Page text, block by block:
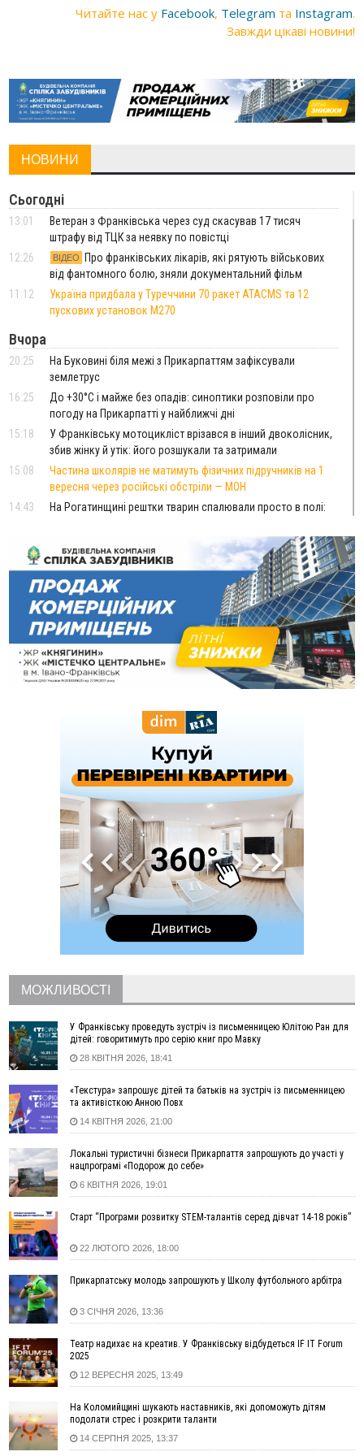
Читайте нас у Facebook, Telegram та Instagram.
Завжди цікаві новини!
НОВИНИ
Сьогодні
13:01
Ветеран з Франківська через суд скасував 17 тисяч
штрафу від ТЦК за неявку по повістці
12:26
ВІДЕО
Про франківських лікарів, які рятують військових
від фантомного болю, зняли документальний фільм
11:12
Україна придбала у Туреччини 70 ракет ATACMS та 12
пускових установок M270
Вчора
20:25
На Буковині біля межі з Прикарпаттям зафіксували
землетрус
16:25
До +30°C і майже без опадів: синоптики розповіли про
погоду на Прикарпатті у найближчі дні
15:18
У Франківську мотоцикліст врізався в інший двоколісник,
збив жінку й утік: його розшукали та затримали
15:08
Частина школярів не матимуть фізичних підручників на 1
вересня через російські обстріли — МОН
14:43
На Рогатинщині рештки тварин спалювали просто в полі:
13:25
Пірс, ігровий майданчик і зона для пікніків: оголосили
тендер на 7 мільйонів на благоустрій Німецького озера
12:14
У Калуші на озері в міському парку масово загинули
качки та риба
11:18
Майстра лісу з Верховинщини оштрафували на 600 тисяч за
переправлення чоловіків до Румунії
10:49
На Прикарпатті через негоду сталися аварійні вимкнення
світла
За змову на тендері для Долинської лікарні двох
Яремчанський суд виніс вирок чоловіку, який у Буковелі
вкрав із супермаркету пляшку віскі за 8,5 тисяч
В урочищі біля Галича археологи відкопали давньоруську
вагову гирку XII–XIII століть
У Франківську медики провели серію складних операцій
на аорті
07 Серпня
ФОТО
У Богородчанах на "зебрі" водій Audi наїхав на
хлопчика з велосипедом
Загальна площа всіх книгарень України - трохи більше ніж 6
футбольних полів
На "зебрі" у Франківську два мотоциклісти збили жінку
рекордсмен за зростанням цін на житло
16:48
ВІДЕО Де безпечно купатися на Прикарпатті?
організацію «КОД 7'Я», аби підтримувати військових та їхні
сім'ї
15:57
У Коломиї на одній з вулиць встановлять комплекс
автоматичної фіксації швидкості
15:29
Війна забрала життя трьох воїнів з Прикарпаття
15:00
На Закарпатті викрили масштабну схему незаконного
14:31
«Багато питань буде знято». На громадських слуханнях в
Яремче обговорили, як вирішити питання джипінгу в
Карпатах
13:54
5 «тихих» хвороб, які виявляє профілактичне обстеження
13:30
ФОТО
нового руху
12:57
У Франківську зафіксували найбільшу спеку за всю історію
спостережень
12:24
Лікування наркоманії Київ: чому важливо розпочати
терапію якомога раніше
12:00
Франківця, який у Косові викрав за магазину понад 640
тисяч гривень у валюті, засудили до 5 років
11:50
Податкова передасть в Міноборони для "Оберегу" дані про
11:20
Водійка, яку на Сухомлинського побив інший керманич,
відмовилася від обвинувачення — справу закрили
МОЖЛИВОСТІ
У Франківську проведуть зустріч із письменницею Юлітою Ран для
дітей: говоритимуть про серію книг про Мавку
28 КВІТНЯ 2026, 18:41
«Текстура» запрошує дітей та батьків на зустріч із письменницею
та активісткою Анною Повх
14 КВІТНЯ 2026, 21:00
Локальні туристичні бізнеси Прикарпаття запрошують до участі у
нацпрограмі «Подорож до себе»
6 КВІТНЯ 2026, 19:01
Старт “Програми розвитку STEM-талантів серед дівчат 14-18 років”
22 ЛЮТОГО 2026, 18:00
Прикарпатську молодь запрошують у Школу футбольного арбітра
3 СІЧНЯ 2026, 13:36
Театр надихає на креатив. У Франківську відбудеться IF IT Forum
2025
12 ВЕРЕСНЯ 2025, 13:49
На Коломийщині шукають наставників, які допоможуть дітям
подолати стрес і розкрити таланти
14 СЕРПНЯ 2025, 13:37